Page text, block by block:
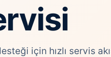
için hızlı servis